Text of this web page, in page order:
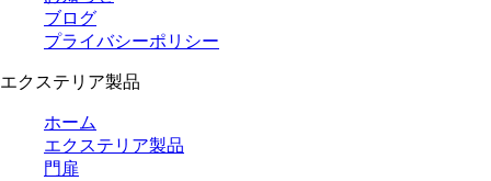
ブログ
プライバシーポリシー
エクステリア製品
ホーム
エクステリア製品
門扉